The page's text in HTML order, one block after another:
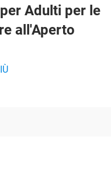
Adulti per le
all'Aperto